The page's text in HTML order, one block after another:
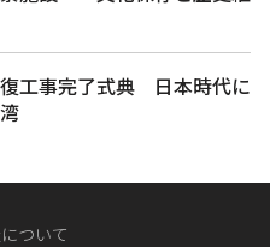
工事完了式典 日本時代に
ついて